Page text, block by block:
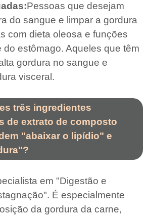
Pessoas que desejam
do sangue e limpar a gordura
com dieta oleosa e funções
do estômago. Aqueles que têm
gordura no sangue e
visceral.
três ingredientes
de extrato de composto
"abaixar o lipídio" e
em "Digestão e
É especialmente
da gordura da carne,